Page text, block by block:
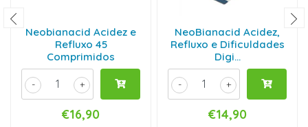
Neobianacid Acidez e
Refluxo 45
Comprimidos
+
-
€16,90
NeoBianacid Acidez,
Refluxo e Dificuldades
Digi...
+
-
€14,90